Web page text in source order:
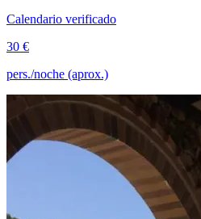
Calendario verificado
30 €
pers./noche (aprox.)